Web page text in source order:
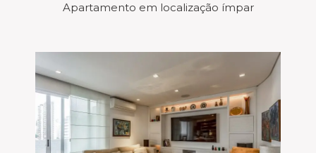
Apartamento em localização ímpar